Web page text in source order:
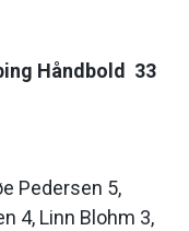
Håndbold 33
Pedersen 5,
4, Linn Blohm 3,